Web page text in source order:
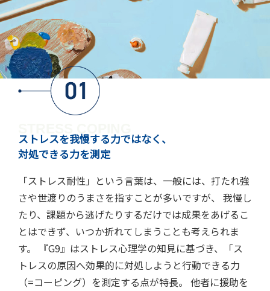
ストレスを我慢する力ではなく、
対処できる力を測定
「ストレス耐性」という言葉は、一般には、打たれ強
さや世渡りのうまさを指すことが多いですが、 我慢し
たり、課題から逃げたりするだけでは成果をあげるこ
とはできず、いつか折れてしまうことも考えられま
す。 『G9』はストレス心理学の知見に基づき、「ス
トレスの原因へ効果的に対処しようと行動できる力
（=コーピング）を測定する点が特長。 他者に援助を